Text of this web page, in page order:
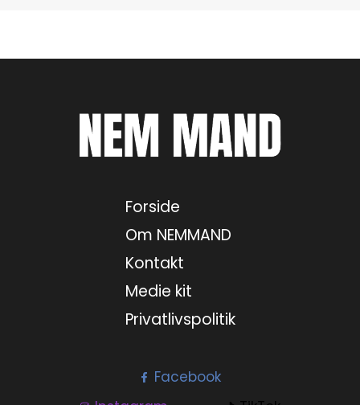
6. august 2026
8. august 2026
Forside
Om NEMMAND
Kontakt
Medie kit
Privatlivspolitik
Facebook